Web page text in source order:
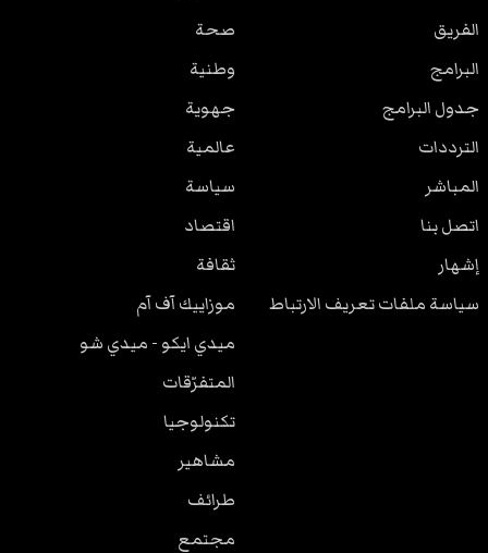
الفريق
البرامج
جدول البرامج
الترددات
المباشر
اتصل بنا
إشهار
سياسة ملفات تعريف الارتباط
صحة
وطنية
جهوية
عالمية
سياسة
اقتصاد
ثقافة
موزاييك آف آم
ميدي ايكو - ميدي شو
المتفرّقات
تكنولوجيا
مشاهير
طرائف
مجتمع